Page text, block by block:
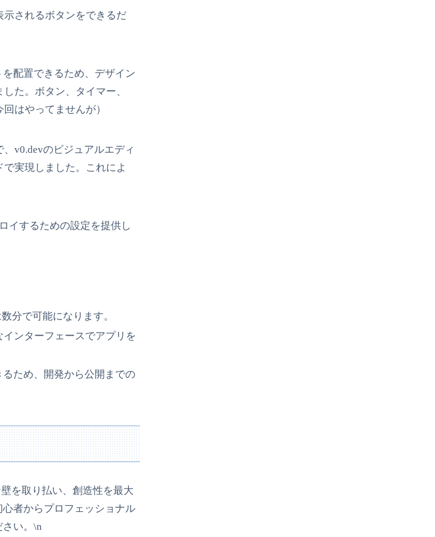
されるボタンをできるだ
配置できるため、デザイン
た。ボタン、タイマー、
はやってませんが）
v0.devのビジュアルエディ
実現しました。これによ
イするための設定を提供し
分で可能になります。
ンターフェースでアプリを
ため、開発から公開までの
を取り払い、創造性を最大
者からプロフェッショナル
い。\n